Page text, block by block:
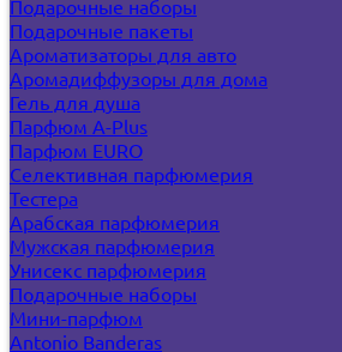
Подарочные наборы
Подарочные пакеты
Ароматизаторы для авто
Аромадиффузоры для дома
Гель для душа
Парфюм A-Plus
Парфюм EURO
Селективная парфюмерия
Тестера
Арабская парфюмерия
Мужская парфюмерия
Унисекс парфюмерия
Подарочные наборы
Мини-парфюм
Antonio Banderas